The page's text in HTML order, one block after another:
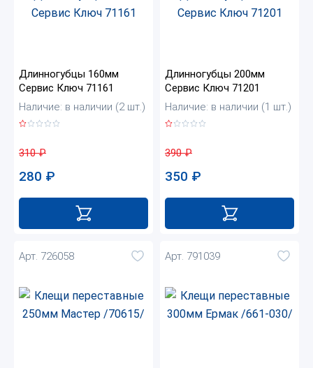
Длинногубцы 160мм
Сервис Ключ 71161
Наличие: в наличии (2 шт.)
310₽
280 ₽
Длинногубцы 200мм
Сервис Ключ 71201
Наличие: в наличии (1 шт.)
390₽
350 ₽
Арт. 726058 Арт. 791039